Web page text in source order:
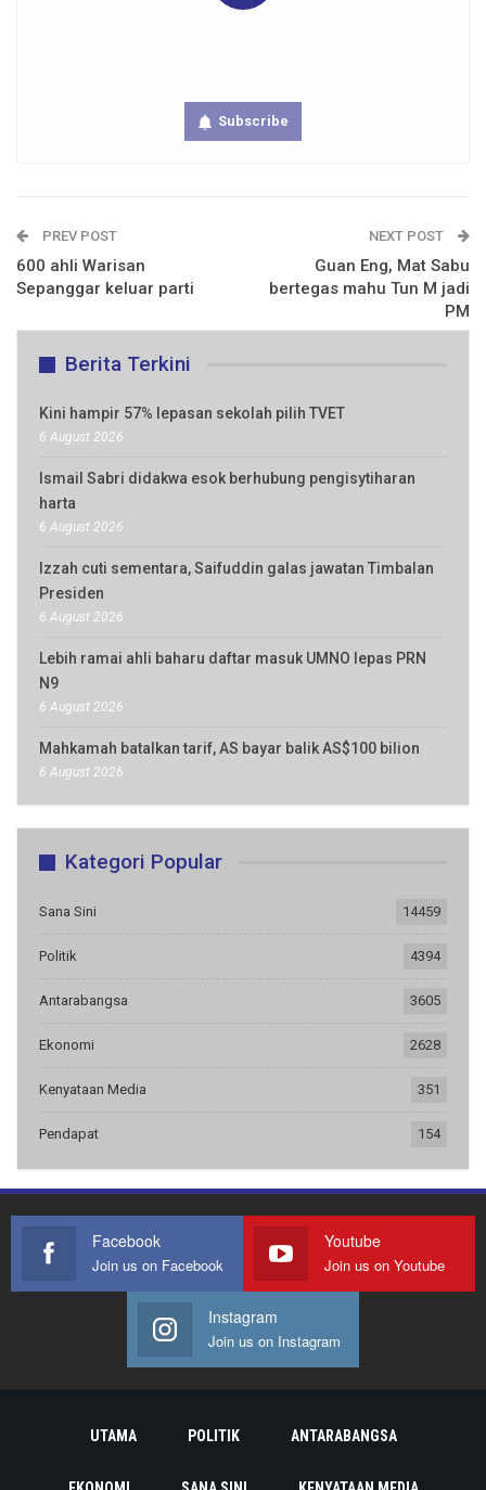
Subscribe
PREV POST
600 ahli Warisan
Sepanggar keluar parti
NEXT POST
Guan Eng, Mat Sabu
bertegas mahu Tun M jadi
PM
Berita Terkini
Kini hampir 57% lepasan sekolah pilih TVET
6 August 2026
Ismail Sabri didakwa esok berhubung pengisytiharan
harta
6 August 2026
Izzah cuti sementara, Saifuddin galas jawatan Timbalan
Presiden
6 August 2026
Lebih ramai ahli baharu daftar masuk UMNO lepas PRN
N9
6 August 2026
Mahkamah batalkan tarif, AS bayar balik AS$100 bilion
6 August 2026
Kategori Popular
Sana Sini 14459
Politik 4394
Antarabangsa 3605
Ekonomi 2628
Kenyataan Media 351
Pendapat 154
Facebook
Join us on Facebook
Youtube
Join us on Youtube
Instagram
Join us on Instagram
UTAMA POLITIK ANTARABANGSA